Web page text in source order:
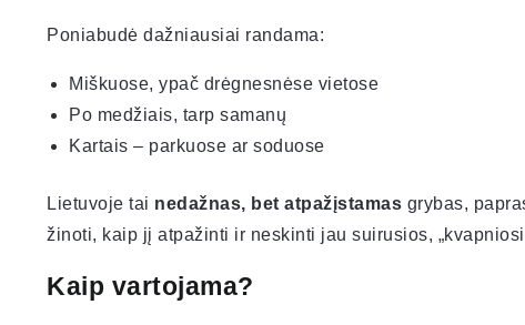
Poniabudė dažniausiai randama:
Miškuose, ypač drėgnesnėse vietose
Po medžiais, tarp samanų
Kartais – parkuose ar soduose
Lietuvoje tai nedažnas, bet atpažįstamas grybas,
žinoti, kaip jį atpažinti ir neskinti jau suirusios,
Kaip vartojama?